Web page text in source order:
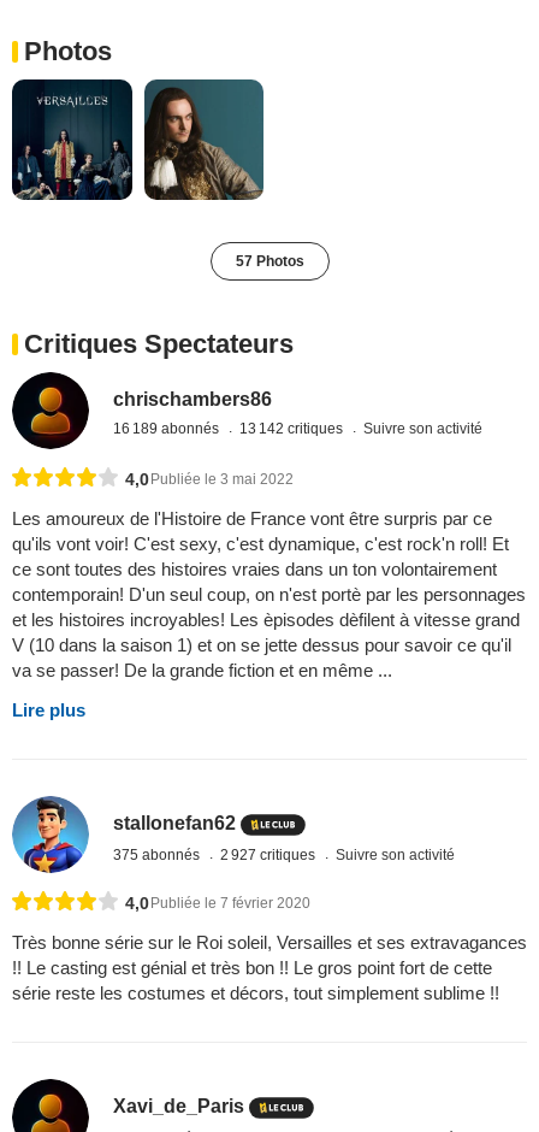
Photos
57 Photos
Critiques Spectateurs
chrischambers86
16 189 abonnés 13 142 critiques Suivre son activité
4,0 Publiée le 3 mai 2022
Les amoureux de l'Histoire de France vont être surpris par ce
qu'ils vont voir! C'est sexy, c'est dynamique, c'est rock'n roll! Et
ce sont toutes des histoires vraies dans un ton volontairement
contemporain! D'un seul coup, on n'est portè par les personnages
et les histoires incroyables! Les èpisodes dèfilent à vitesse grand
V (10 dans la saison 1) et on se jette dessus pour savoir ce qu'il
va se passer! De la grande fiction et en même ...
Lire plus
stallonefan62
375 abonnés 2 927 critiques Suivre son activité
4,0 Publiée le 7 février 2020
Très bonne série sur le Roi soleil, Versailles et ses extravagances
!! Le casting est génial et très bon !! Le gros point fort de cette
série reste les costumes et décors, tout simplement sublime !!
Xavi_de_Paris